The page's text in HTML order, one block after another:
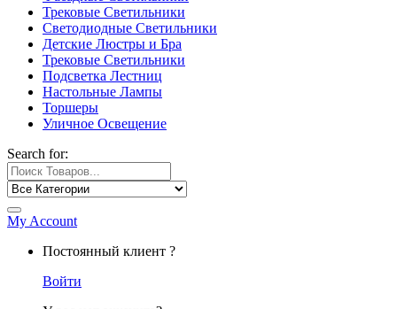
Трековые Светильники
Светодиодные Светильники
Детские Люстры и Бра
Трековые Светильники
Подсветка Лестниц
Настольные Лампы
Торшеры
Уличное Освещение
Search for:
My Account
Постоянный клиент ?
Войти